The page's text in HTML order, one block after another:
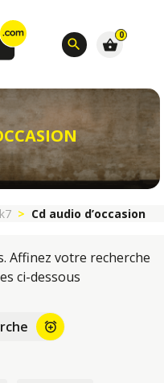
search
0
shopping_basket
Cd audio d’occasion
Affinez votre recherche
ci-dessous
alarm_add